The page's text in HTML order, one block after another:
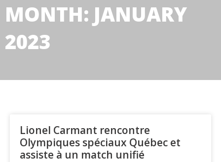
MONTH: JANUARY
2023
Lionel Carmant rencontre
Olympiques spéciaux Québec et
assiste à un match unifié